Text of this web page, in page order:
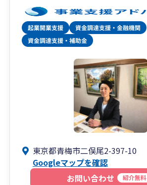
東京都青梅市二俣尾2-397-10
Googleマップを確認
お問い合わせ
紹介無料